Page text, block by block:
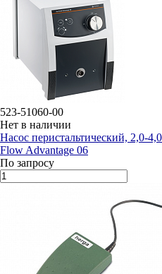
523-51060-00
Нет в наличии
Насос перистальтический, 2,0-
Flow Advantage 06
По запросу